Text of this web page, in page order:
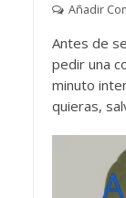
Añadir
Antes de
pedir una
minuto
quieras,